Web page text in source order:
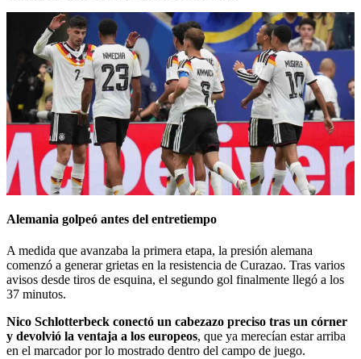
Alemania golpeó antes del entretiempo
A medida que avanzaba la primera etapa, la presión alemana
comenzó a generar grietas en la resistencia de Curazao. Tras varios
avisos desde tiros de esquina, el segundo gol finalmente llegó a los
37 minutos.
Nico Schlotterbeck conectó un cabezazo preciso tras un córner
y devolvió la ventaja a los europeos, que ya merecían estar arriba
en el marcador por lo mostrado dentro del campo de juego.